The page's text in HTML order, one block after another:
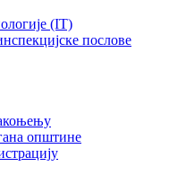
(IT)
послове
општине